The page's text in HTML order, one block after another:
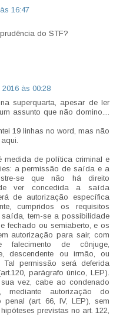
16:47
do STF?
às 00:28
superquarta, apesar de ler
assunto que não domino....
19 linhas no word, mas não
medida de política criminal e
a permissão de saída e a
se que não há direito
ver concedida a saída
de autorização específica
cumpridos os requisitos
tem-se a possibilidade
fechado ou semiaberto, e os
autorização para sair, com
de cônjuge,
descendente ou irmão, ou
Tal permissão será deferida
parágrafo único, LEP).
vez, cabe ao condenado
mediante autorização do
(art. 66, IV, LEP), sem
previstas no art. 122,